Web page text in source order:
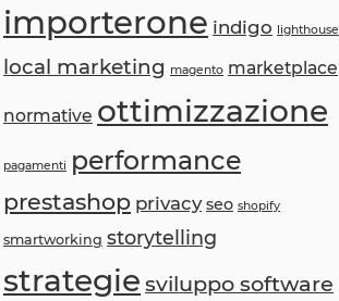
importerone indigo lighthouse
local marketing magento marketplace
normative ottimizzazione
pagamenti performance
prestashop privacy seo shopify
smartworking storytelling
strategie sviluppo software